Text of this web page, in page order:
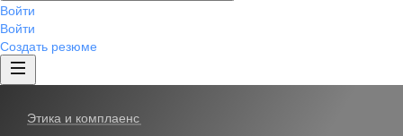
Войти
Войти
Создать резюме
Этика и комплаенс